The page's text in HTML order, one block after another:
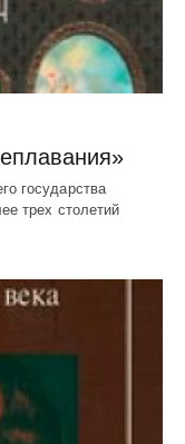
государства
трех столетий